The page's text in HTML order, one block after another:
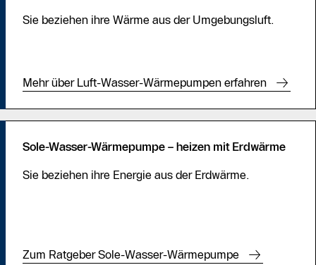
Sie beziehen ihre Wärme aus der Umgebungsluft.
Mehr über Luft-Wasser-Wärmepumpen erfahren
Sole-Wasser-Wärmepumpe – heizen mit Erdwärme
Sie beziehen ihre Energie aus der Erdwärme.
Zum Ratgeber Sole-Wasser-Wärmepumpe